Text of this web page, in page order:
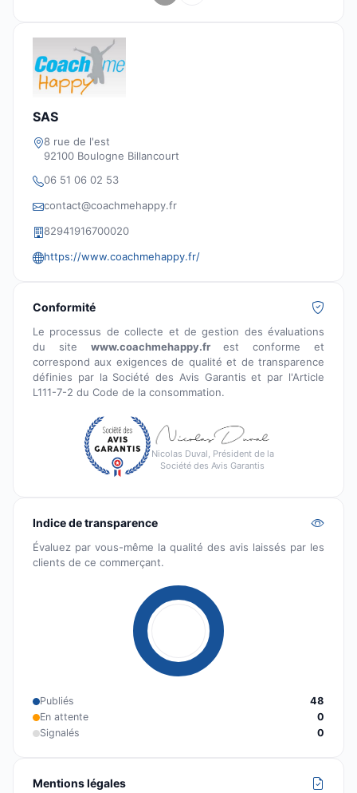
SAS
8 rue de l'est
92100 Boulogne Billancourt
06 51 06 02 53
contact@coachmehappy.fr
82941916700020
https://www.coachmehappy.fr/
Conformité
Le processus de collecte et de gestion des évaluations
du site www.coachmehappy.frest conforme et
correspond aux exigences de qualité et de transparence
définies par la Société des Avis Garantis et par l'Article
L111-7-2 du Code de la consommation.
Nicolas Duval, Président de la
Société des Avis Garantis
Indice de transparence
Évaluez par vous-même la qualité des avis laissés par les
clients de ce commerçant.
Publiés
48
En attente
0
Signalés
0
Mentions légales